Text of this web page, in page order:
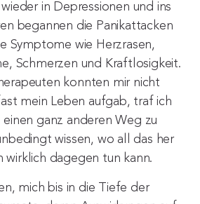
in Depressionen und ins
begannen die Panikattacken
Symptome wie Herzrasen,
Schmerzen und Kraftlosigkeit.
konnten mir nicht
mein Leben aufgab, traf ich
ganz anderen Weg zu
wissen, wo all das her
wirklich dagegen tun kann.
mich bis in die Tiefe der